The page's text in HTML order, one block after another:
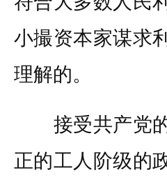
小撮资本家谋求
理解的。
接受共产党的
正的工人阶级的